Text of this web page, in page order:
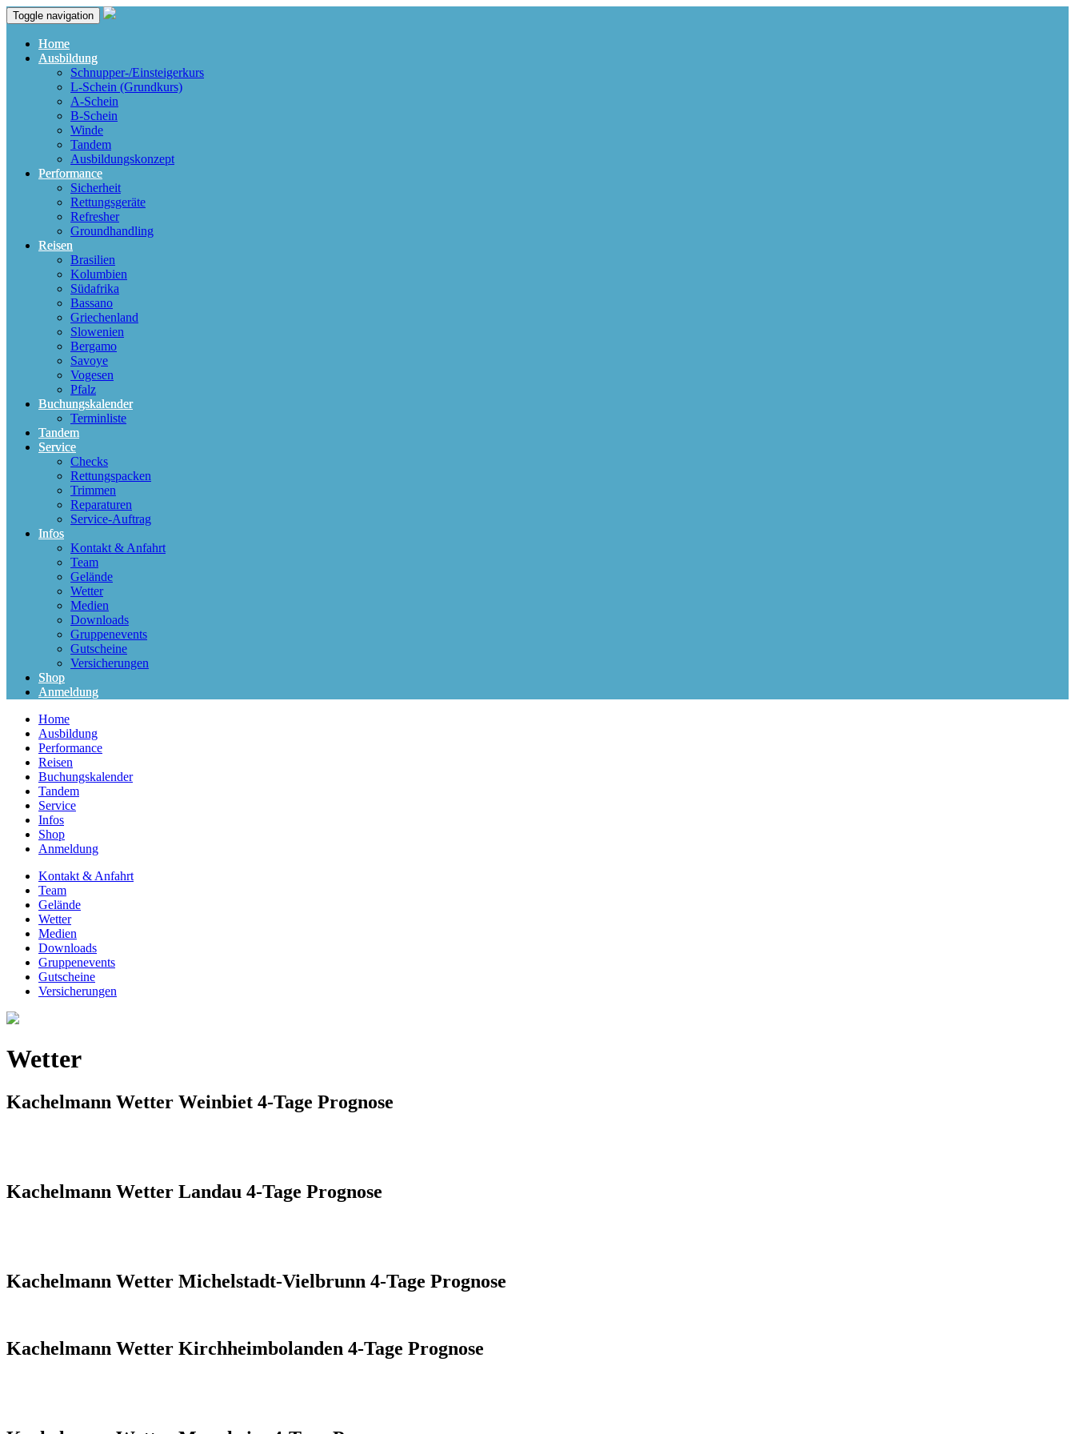
Toggle navigation
Home
Ausbildung
Schnupper-/Einsteigerkurs
L-Schein (Grundkurs)
A-Schein
B-Schein
Winde
Tandem
Ausbildungskonzept
Performance
Sicherheit
Rettungsgeräte
Refresher
Groundhandling
Reisen
Brasilien
Kolumbien
Südafrika
Bassano
Griechenland
Slowenien
Bergamo
Savoye
Vogesen
Pfalz
Buchungskalender
Terminliste
Tandem
Service
Checks
Rettungspacken
Trimmen
Reparaturen
Service-Auftrag
Infos
Kontakt & Anfahrt
Team
Gelände
Wetter
Medien
Downloads
Gruppenevents
Gutscheine
Versicherungen
Shop
Anmeldung
Home
Ausbildung
Performance
Reisen
Buchungskalender
Tandem
Service
Infos
Shop
Anmeldung
Kontakt & Anfahrt
Team
Gelände
Wetter
Medien
Downloads
Gruppenevents
Gutscheine
Versicherungen
Wetter
Kachelmann Wetter Weinbiet 4-Tage Prognose
Kachelmann Wetter Landau 4-Tage Prognose
Kachelmann Wetter Michelstadt-Vielbrunn 4-Tage Prognose
Kachelmann Wetter Kirchheimbolanden 4-Tage Prognose